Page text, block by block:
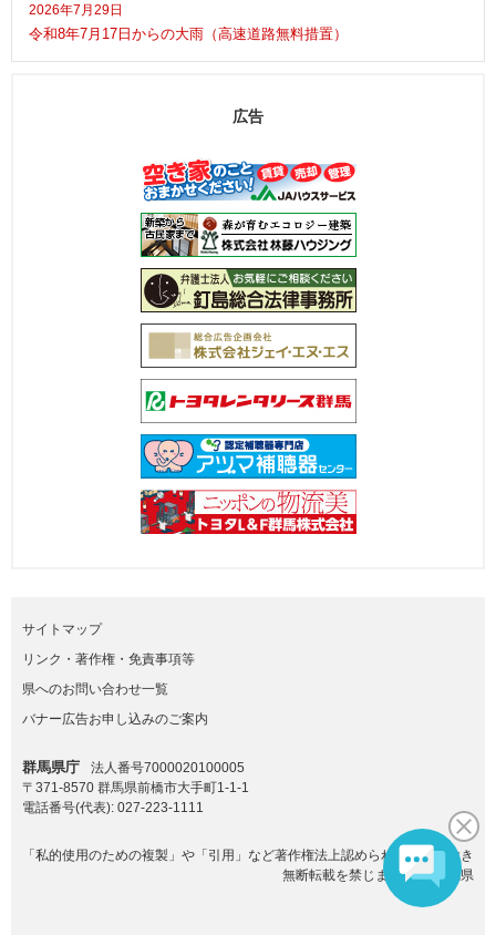
2026年7月29日
令和8年7月17日からの大雨（高速道路無料措置）
広告
サイトマップ
リンク・著作権・免責事項等
県へのお問い合わせ一覧
バナー広告お申し込みのご案内
群馬県庁
法人番号7000020100005
〒371-8570 群馬県前橋市大手町1-1-1
電話番号(代表): 027-223-1111
「私的使用のための複製」や「引用」など著作権法上認められた場合を除き
無断転載を禁じます。(C)群馬県